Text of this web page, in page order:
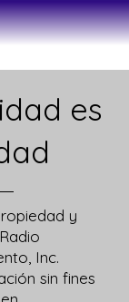
es
y
Inc.
sin fines